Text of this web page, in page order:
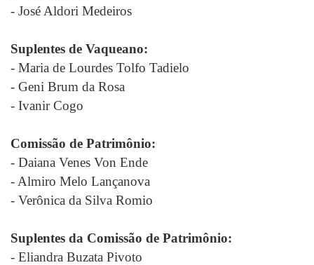
- José Aldori Medeiros
Suplentes de Vaqueano:
- Maria de Lourdes Tolfo Tadielo
- Geni Brum da Rosa
- Ivanir Cogo
Comissão de Patrimônio:
- Daiana Venes Von Ende
- Almiro Melo Lançanova
- Verônica da Silva Romio
Suplentes da Comissão de Patrimônio:
- Eliandra Buzata Pivoto